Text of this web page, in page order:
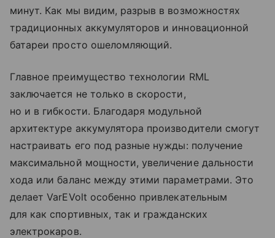
минут. Как мы видим, разрыв в возможностях
традиционных аккумуляторов и инновационной
батареи просто ошеломляющий.
Главное преимущество технологии RML
заключается не только в скорости,
но и в гибкости. Благодаря модульной
архитектуре аккумулятора производители смогут
настраивать его под разные нужды: получение
максимальной мощности, увеличение дальности
хода или баланс между этими параметрами. Это
делает VarEVolt особенно привлекательным
для как спортивных, так и гражданских
электрокаров.